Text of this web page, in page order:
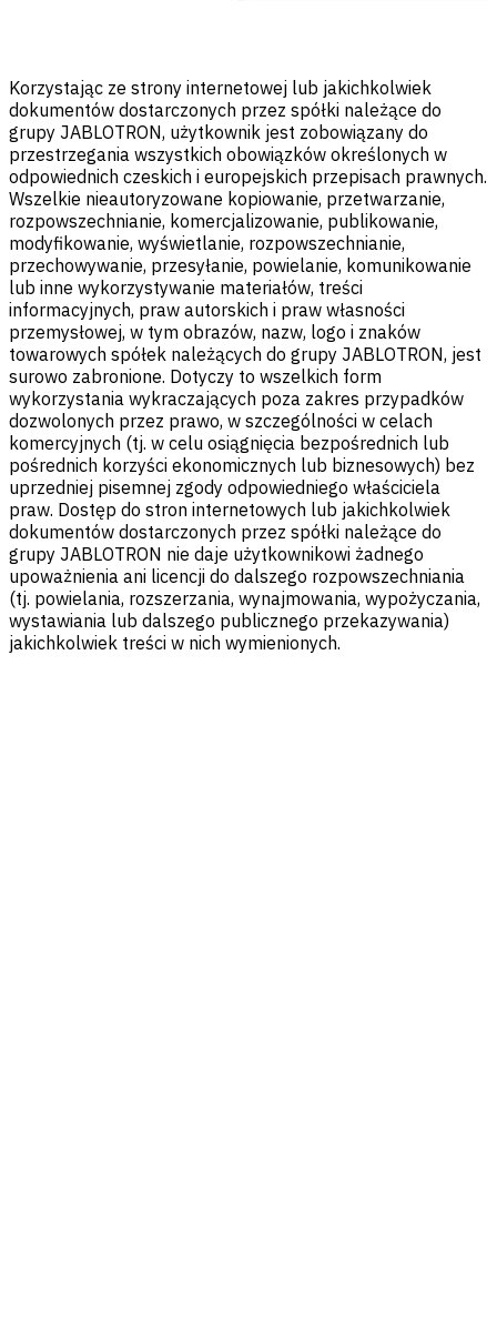
Korzystając ze strony internetowej lub jakichkolwiek
dokumentów dostarczonych przez spółki należące do
grupy JABLOTRON, użytkownik jest zobowiązany do
przestrzegania wszystkich obowiązków określonych w
odpowiednich czeskich i europejskich przepisach prawnych.
Wszelkie nieautoryzowane kopiowanie, przetwarzanie,
rozpowszechnianie, komercjalizowanie, publikowanie,
modyfikowanie, wyświetlanie, rozpowszechnianie,
przechowywanie, przesyłanie, powielanie, komunikowanie
lub inne wykorzystywanie materiałów, treści
informacyjnych, praw autorskich i praw własności
przemysłowej, w tym obrazów, nazw, logo i znaków
towarowych spółek należących do grupy JABLOTRON, jest
surowo zabronione. Dotyczy to wszelkich form
wykorzystania wykraczających poza zakres przypadków
dozwolonych przez prawo, w szczególności w celach
komercyjnych (tj. w celu osiągnięcia bezpośrednich lub
pośrednich korzyści ekonomicznych lub biznesowych) bez
uprzedniej pisemnej zgody odpowiedniego właściciela
praw. Dostęp do stron internetowych lub jakichkolwiek
dokumentów dostarczonych przez spółki należące do
grupy JABLOTRON nie daje użytkownikowi żadnego
upoważnienia ani licencji do dalszego rozpowszechniania
(tj. powielania, rozszerzania, wynajmowania, wypożyczania,
wystawiania lub dalszego publicznego przekazywania)
jakichkolwiek treści w nich wymienionych.